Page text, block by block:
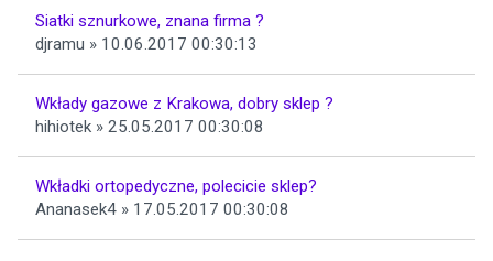
Siatki sznurkowe, znana firma ?
djramu » 10.06.2017 00:30:13
Wkłady gazowe z Krakowa, dobry sklep ?
hihiotek » 25.05.2017 00:30:08
Wkładki ortopedyczne, polecicie sklep?
Ananasek4 » 17.05.2017 00:30:08